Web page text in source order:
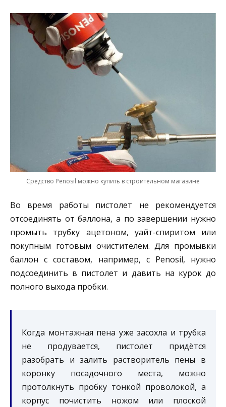
Средство Penosil можно купить в строительном магазине
Во время работы пистолет не рекомендуется
отсоединять от баллона, а по завершении нужно
промыть трубку ацетоном, уайт-спиритом или
покупным готовым очистителем. Для промывки
баллон с составом, например, с Penosil, нужно
подсоединить в пистолет и давить на курок до
полного выхода пробки.
Когда монтажная пена уже засохла и трубка
не продувается, пистолет придётся
разобрать и залить растворитель пены в
коронку посадочного места, можно
протолкнуть пробку тонкой проволокой, а
корпус почистить ножом или плоской